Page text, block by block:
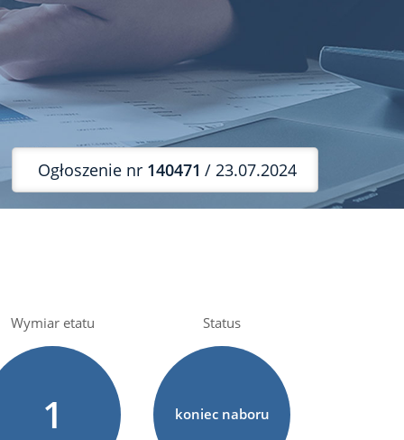
Ogłoszenie nr 140471 / 23.07.2024
Wymiar etatu
1
Status
koniec naboru